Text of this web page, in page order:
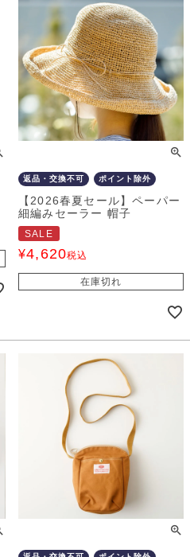
返品・交換不可 ポイント除外
【2026春夏セール】ペーパー
細編みセーラー 帽子
SALE
¥4,620税込
在庫切れ